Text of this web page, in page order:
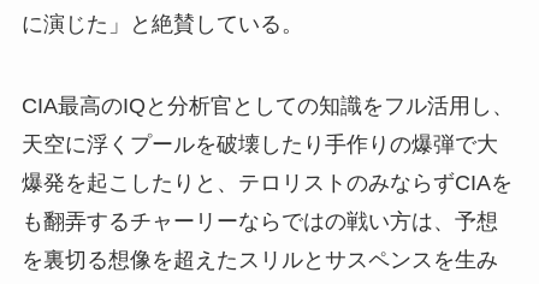
に演じた」と絶賛している。
CIA最高のIQと分析官としての知識をフル活用し、
天空に浮くプールを破壊したり手作りの爆弾で大
爆発を起こしたりと、テロリストのみならずCIAを
も翻弄するチャーリーならではの戦い方は、予想
を裏切る想像を超えたスリルとサスペンスを生み